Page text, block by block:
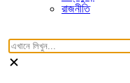
রাজনীতি